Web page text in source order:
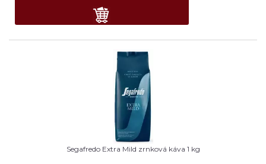
Segafredo Extra Mild zrnková káva 1 kg